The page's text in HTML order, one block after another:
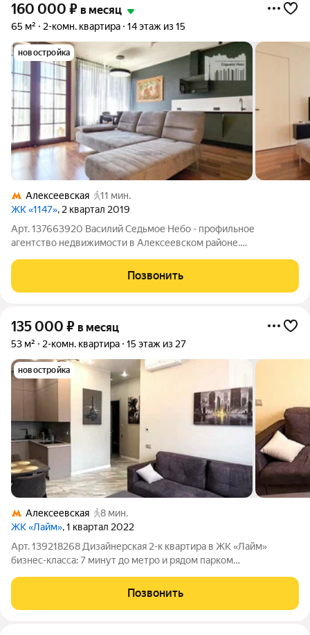
160 000 ₽ в месяц
65 м² 2-комн. квартира 14 этаж из 15
новостройка
Алексеевская
11 мин.
ЖК «1147», 2 квартал 2019
Арт. 137663920 Василий Седьмое Небо - профильное
агентство недвижимости в Алексеевском районе.
дизайнерским ремонтом. Квартира расположена в новом доме
бизнес-класса ЖК "1147" Ранее не
Позвонить
135 000 ₽ в месяц
53 м² 2-комн. квартира 15 этаж из 27
новостройка
Алексеевская
8 мин.
ЖК «Лайм», 1 квартал 2022
Арт. 139218268 Дизайнерская 2-к квартира в ЖК «Лайм»
бизнес-класса: 7 минут до метро и рядом парком
стильная квартира с авторским дизайнерским ремонтом на 15-
м этаже в престижном ЖК бизнес-класса
Позвонить